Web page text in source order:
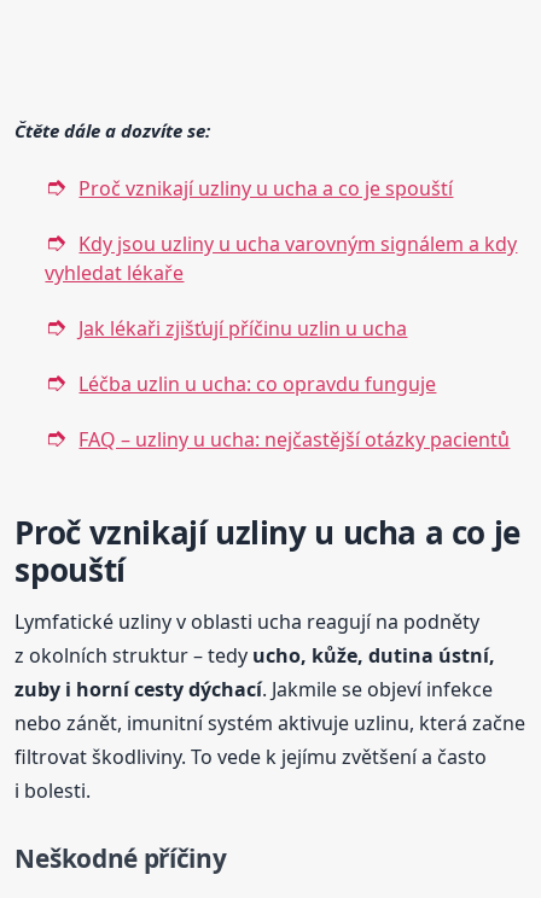
Čtěte dále a dozvíte se:
Proč vznikají uzliny u ucha a co je spouští
Kdy jsou uzliny u ucha varovným signálem a kdy
vyhledat lékaře
Jak lékaři zjišťují příčinu uzlin u ucha
Léčba uzlin u ucha: co opravdu funguje
FAQ – uzliny u ucha: nejčastější otázky pacientů
Proč vznikají uzliny u ucha a co je
spouští
Lymfatické uzliny v oblasti ucha reagují na podněty
z okolních struktur – tedy ucho, kůže, dutina ústní,
zuby i horní cesty dýchací. Jakmile se objeví infekce
nebo zánět, imunitní systém aktivuje uzlinu, která začne
filtrovat škodliviny. To vede k jejímu zvětšení a často
i bolesti.
Neškodné příčiny